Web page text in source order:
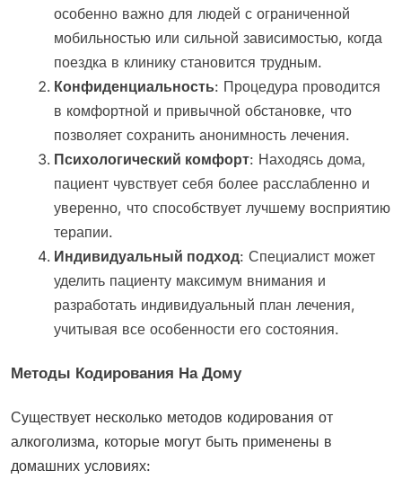
особенно важно для людей с ограниченной
мобильностью или сильной зависимостью, когда
поездка в клинику становится трудным.
Конфиденциальность: Процедура проводится
в комфортной и привычной обстановке, что
позволяет сохранить анонимность лечения.
Психологический комфорт: Находясь дома,
пациент чувствует себя более расслабленно и
уверенно, что способствует лучшему восприятию
терапии.
Индивидуальный подход: Специалист может
уделить пациенту максимум внимания и
разработать индивидуальный план лечения,
учитывая все особенности его состояния.
Методы Кодирования На Дому
Существует несколько методов кодирования от
алкоголизма, которые могут быть применены в
домашних условиях: